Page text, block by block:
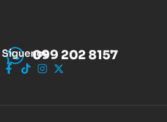
099 202 8157
Síguenos